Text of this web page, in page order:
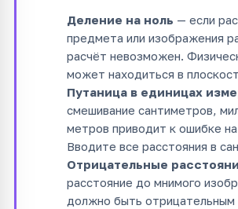
Деление на ноль — если
предмета или изображения
расчёт невозможен.
может находиться в
Путаница в единицах
смешивание сантиметров,
метров приводит к ошибке
Вводите все расстояния в
Отрицательные
расстояние до мнимого
должно быть